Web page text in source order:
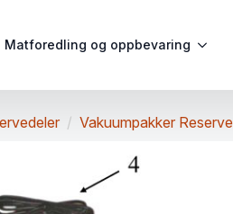
Matforedling og oppbevaring
Vakuumpakker Reserve